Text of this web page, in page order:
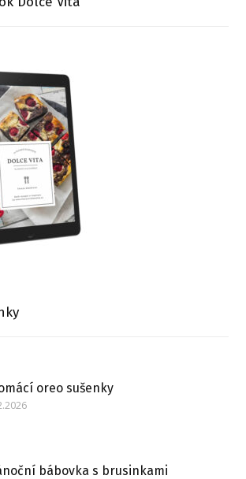
oreo sušenky
bábovka s brusinkami